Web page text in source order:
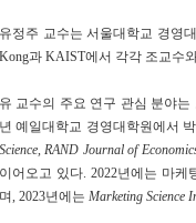
유정주 교수는 서울대학교 경영
Kong과 KAIST에서 각각 조교수
유 교수의 주요 연구 관심 분야
년 예일대학교 경영대학원에서
Science, RAND Journal of
이어오고 있다. 2022년에는 마
며, 2023년에는 Marketing Science